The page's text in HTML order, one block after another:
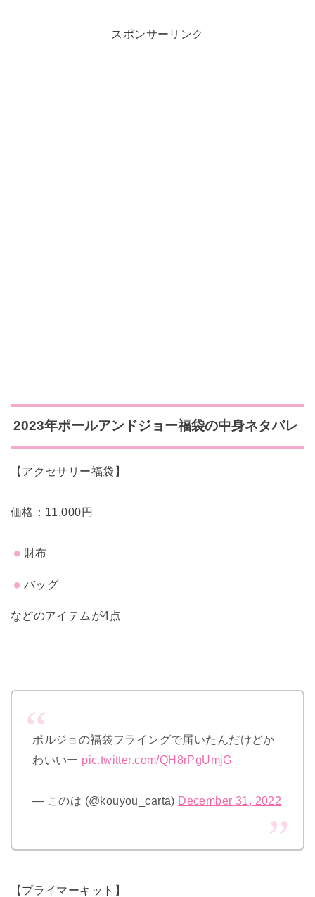
スポンサーリンク
2023年ポールアンドジョー福袋の中身ネタバレ
【アクセサリー福袋】
価格：11.000円
財布
バッグ
などのアイテムが4点
ポルジョの福袋フライングで届いたんだけどか
わいいー pic.twitter.com/QH8rPgUmjG
— このは (@kouyou_carta) December 31, 2022
【プライマーキット】